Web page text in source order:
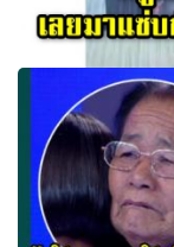
อื้อหือ.. ประชุมมัน
กล้อง เพื่อนครูตะลึ